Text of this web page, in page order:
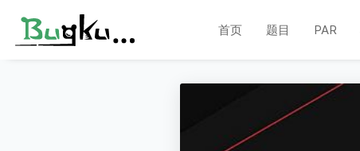
首页 题目 PAR